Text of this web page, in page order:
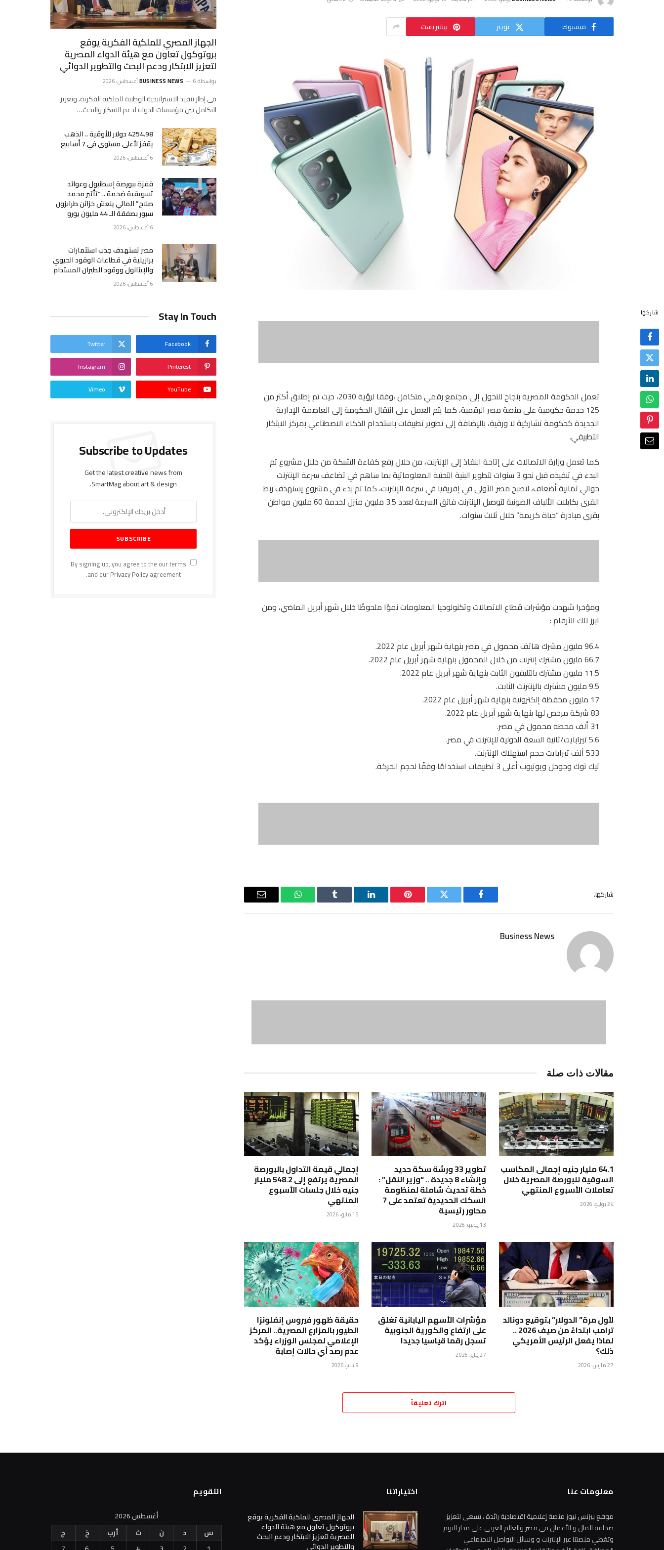
فيسبوك تويتر بينتيريست
شاركها
تعمل الحكومة المصرية بنجاح للتحول إلى مجتمع رقمي متكامل ،وفقا لرؤية 2030، حيث تم إطلاق أكثر من
125 خدمة حكومية على منصة مصر الرقمية، كما يتم العمل على انتقال الحكومة إلى العاصمة الإدارية
الجديدة كحكومة تشاركية لا ورقية، بالإضافة إلى تطوير تطبيقات باستخدام الذكاء الاصطناعي بمركز الابتكار
التطبيقي.
كما تعمل وزارة الاتصالات على إتاحة النفاذ إلى الإنترنت، من خلال رفع كفاءة الشبكة من خلال مشروع تم
البدء في تنفيذه قبل نحو 3 سنوات لتطوير البنية التحتية المعلوماتية بما ساهم في تضاعف سرعة الإنترنت
حوالي ثمانية أضعاف، لتصبح مصر الأولى في إفريقيا في سرعة الإنترنت، كما تم بدء في مشروع يستهدف ربط
القرى بكابلات الألياف الضوئية لتوصيل الإنترنت فائق السرعة لعدد 3.5 مليون منزل لخدمة 60 مليون مواطن
بقرى مبادرة “حياة كريمة” خلال ثلاث سنوات.
ومؤخرا شهدت مؤشرات قطاع الاتصالات وتكنولوجيا المعلومات نموًا ملحوظًا خلال شهر أبريل الماضي، ومن
ابرز تلك الأرقام :
96.4 مليون مشرك هاتف محمول في مصر بنهاية شهر أبريل عام 2022.
66.7 مليون مشترك إنترنت من خلال المحمول بنهاية شهر أبريل عام 2022.
11.5 مليون مشترك بالتليفون الثابت بنهاية شهر أبريل عام 2022.
9.5 مليون مشترك بالإنترنت الثابت.
17 مليون محفظة إلكترونية بنهاية شهر أبريل عام 2022.
83 شركة مرخص لها بنهاية شهر أبريل عام 2022.
31 ألف محطة محمول في مصر.
5.6 تيرابايت/ثانية السعة الدولية للإنترنت في مصر.
533 ألف تيرابايت حجم استهلاك الإنترنت.
تيك توك وجوجل ويوتيوب أعلى 3 تطبيقات استخدامًا وفقًا لحجم الحركة.
شاركها.
فيسبوك تويتر بينتيريستلينكدإن Tumblr واتساب
البريد
Business News
مقالات ذات صلة
64.1 مليار جنيه إجمالى المكاسب
السوقية للبورصة المصرية خلال
تعاملات الأسبوع المنتهي
24 يوليو، 2026
تطوير 33 ورشة سكة حديد
وإنشاء 8 جديدة .. “وزير النقل” :
خطة تحديث شاملة لمنظومة
السكك الحديدية تعتمد على 7
محاور رئيسية
13 يونيو، 2026
إجمالي قيمة التداول بالبورصة
المصرية يرتفع إلى 548.2 مليار
جنيه خلال جلسات الأسبوع
المنتهي
15 مايو، 2026
لأول مرة” الدولار” بتوقيع دونالد
ترامب ابتداءً من صيف 2026 ..
لماذا يفعل الرئيس الأمريكي
ذلك؟
27 مارس، 2026
مؤشرات الأسهم اليابانية تغلق
على ارتفاع والكورية الجنوبية
تسجل رقما قياسيا جديدا
27 يناير، 2026
حقيقة ظهور فيروس إنفلونزا
الطيور بالمزارع المصرية.. المركز
الإعلامي لمجلس الوزراء يؤكد
عدم رصد أي حالات إصابة
9 يناير، 2026
اترك تعليقاً
الجهاز المصري للملكية الفكرية يوقع
بروتوكول تعاون مع هيئة الدواء المصرية
لتعزيز الابتكار ودعم البحث والتطوير الدوائي
بواسطة BUSINESS NEWS 6 أغسطس، 2026
في إطار تنفيذ الاستراتيجية الوطنية للملكية الفكرية، وتعزيز
التكامل بين مؤسسات الدولة لدعم الابتكار والبحث…
4254.98 دولار للأوقية .. الذهب
يقفز لأعلى مستوى في 7 أسابيع
6 أغسطس، 2026
قفزة ببورصة إسطنبول وعوائد
تسويقية ضخمة .. “تأثير محمد
صلاح” المالي ينعش خزائن طرابزون
سبور بصفقة الـ 44 مليون يورو
6 أغسطس، 2026
مصر تستهدف جذب استثمارات
برازيلية في قطاعات الوقود الحيوي
والإيثانول ووقود الطيران المستدام
6 أغسطس، 2026
Stay In Touch
Facebook
Twitter
Pinterest
Instagram
YouTube
Vimeo
Subscribe to Updates
Get the latest creative news from
SmartMag about art & design.
By signing up, you agree to the our terms
and ourPrivacy Policyagreement.
معلومات عنا
موقع بيزنس نيوز منصة إعلامية اقتصادية رائدة ، تسعى لتعزيز
صحافة المال و الأعمال في مصر والعالم العربي على مدار اليوم
وتغطي منصتنا عبر الإنترنت و وسائل التواصل الاجتماعي
اختياراتنا
الجهاز المصري للملكية الفكرية يوقع
بروتوكول تعاون مع هيئة الدواء
المصرية لتعزيز الابتكار ودعم البحث
والتطوير الدوائي
التقويم
أغسطس 2026
س
د ن ث أرب خ
ج